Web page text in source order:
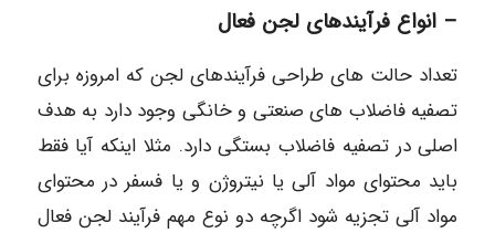
– انواع فرآیندهای لجن فعال
تعداد حالت های طراحی فرآیندهای لجن که امروزه برای
تصفیه فاضلاب های صنعتی و خانگی وجود دارد به هدف
اصلی در تصفیه فاضلاب بستگی دارد. مثلا اینکه آیا فقط
باید محتوای مواد آلی یا نیتروژن و یا فسفر در محتوای
مواد آلی تجزیه شود اگرچه دو نوع مهم فرآیند لجن فعال